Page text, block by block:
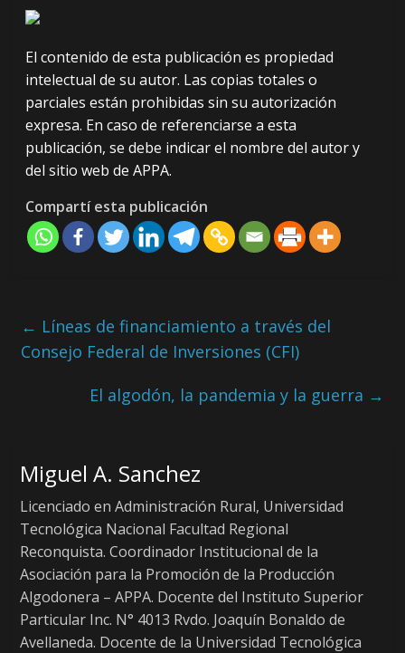
El contenido de esta publicación es propiedad
intelectual de su autor. Las copias totales o
parciales están prohibidas sin su autorización
expresa. En caso de referenciarse a esta
publicación, se debe indicar el nombre del autor y
del sitio web de APPA.
Compartí esta publicación
← Líneas de financiamiento a través del
Consejo Federal de Inversiones (CFI)
El algodón, la pandemia y la guerra →
Miguel A. Sanchez
Licenciado en Administración Rural, Universidad
Tecnológica Nacional Facultad Regional
Reconquista. Coordinador Institucional de la
Asociación para la Promoción de la Producción
Algodonera – APPA. Docente del Instituto Superior
Particular Inc. N° 4013 Rvdo. Joaquín Bonaldo de
Avellaneda. Docente de la Universidad Tecnológica